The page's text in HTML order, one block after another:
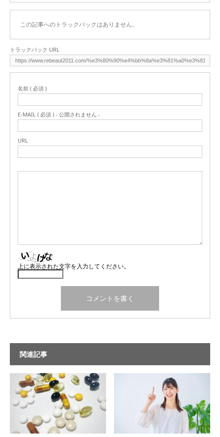
この記事へのトラックバックはありません。
トラックバック URL
名前 ( 必須 )
E-MAIL ( 必須 ) - 公開されません -
URL
上に表示された文字を入力してください。
関連記事